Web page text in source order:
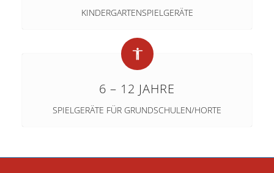
KINDERGARTENSPIELGERÄTE
6 – 12 JAHRE
SPIELGERÄTE FÜR GRUNDSCHULEN/HORTE